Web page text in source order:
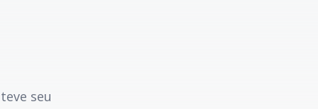
seu